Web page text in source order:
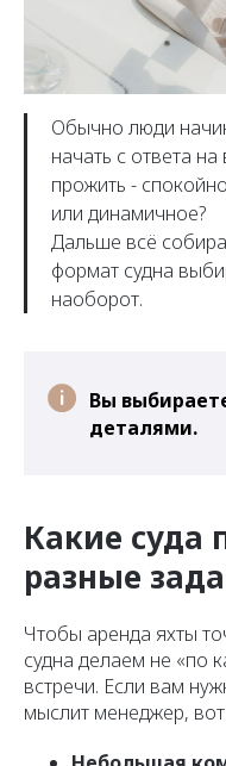
Обычно люди
начать с ответа
прожить -
или динамичное?
Дальше всё
формат судна
наоборот.
Вы
деталями.
Какие суда
разные
Чтобы аренда яхты
судна делаем не «по
встречи. Если вам
мыслит менеджер,